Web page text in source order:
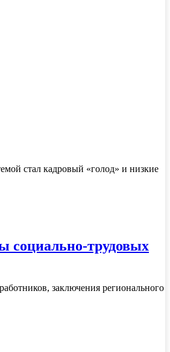
стал кадровый «голод» и низкие
социально-трудовых
заключения регионального